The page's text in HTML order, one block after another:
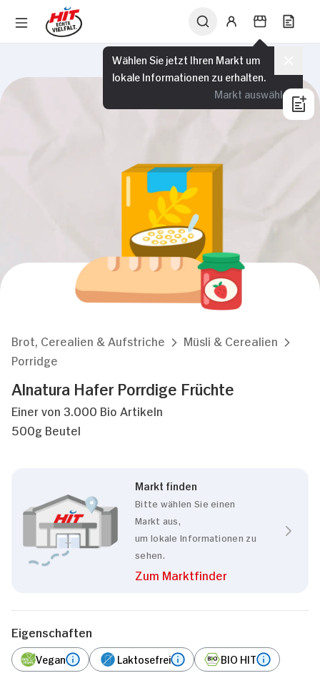
Wählen Sie jetzt Ihren Markt um
lokale Informationen zu erhalten.
Markt auswählen
Brot, Cerealien & Aufstriche
Müsli & Cerealien
Porridge
Alnatura Hafer Porrdige Früchte
Einer von 3.000 Bio Artikeln
500g Beutel
Markt finden
Bitte wählen Sie einen
Markt aus,
um lokale Informationen zu
sehen.
Zum Marktfinder
Eigenschaften
Vegan Laktosefrei BIO HIT